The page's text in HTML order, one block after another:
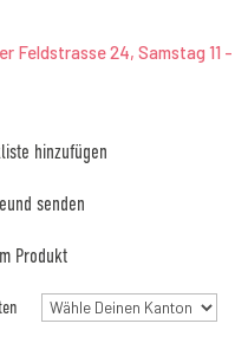
Feldstrasse 24, Samstag 11 -
hinzufügen
senden
Produkt